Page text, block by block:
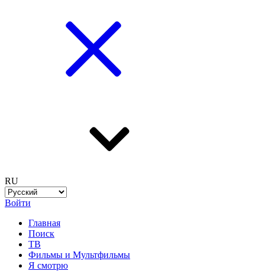
RU
Войти
Главная
Поиск
ТВ
Фильмы и Мультфильмы
Я смотрю